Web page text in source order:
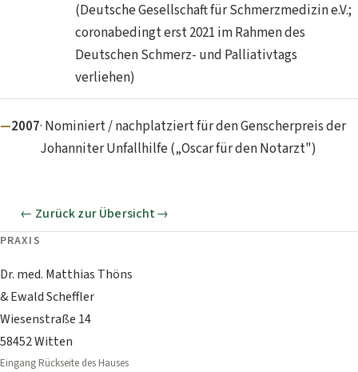
(Deutsche Gesellschaft für Schmerzmedizin e.V.;
coronabedingt erst 2021 im Rahmen des
Deutschen Schmerz- und Palliativtags
verliehen)
2007· Nominiert / nachplatziert für den Genscherpreis der
Johanniter Unfallhilfe („Oscar für den Notarzt")
← Zurück zur Übersicht
PRAXIS
Dr. med. Matthias Thöns
& Ewald Scheffler
Wiesenstraße 14
58452 Witten
Eingang Rückseite des Hauses